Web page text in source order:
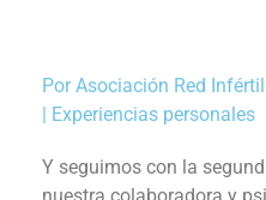
PorAsociación Red
Experiencias personales
Y seguimos con la